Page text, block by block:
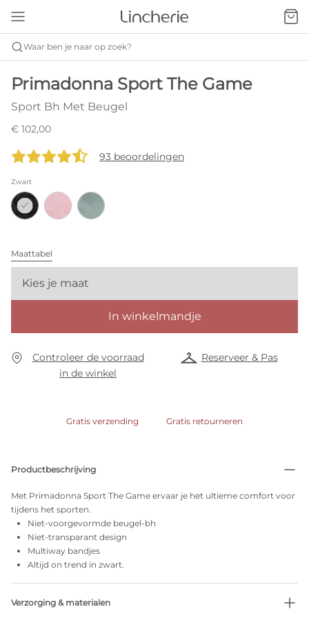
Waar ben je naar op zoek?
Primadonna Sport The Game
Sport Bh Met Beugel
€ 102,00
93 beoordelingen
Zwart
Maattabel
Kies je maat
In winkelmandje
Controleer de voorraad
in de winkel
Reserveer & Pas
Gratis verzending Gratis retourneren
Productbeschrijving
Met Primadonna Sport The Game ervaar je het ultieme comfort voor
tijdens het sporten.
Niet-voorgevormde beugel-bh
Niet-transparant design
Multiway bandjes
Altijd on trend in zwart.
Verzorging & materialen